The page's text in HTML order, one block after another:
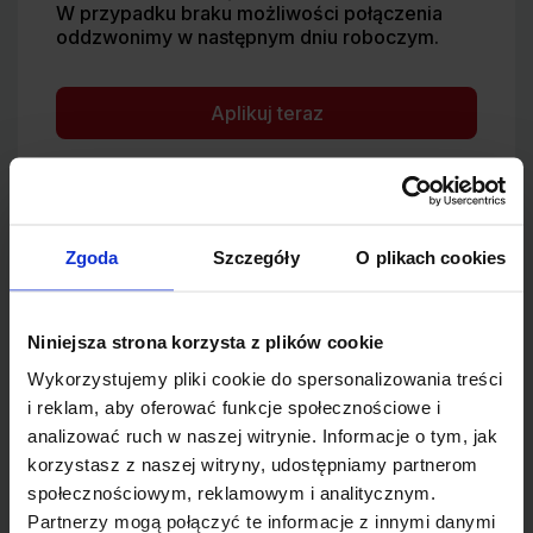
Zgoda Szczegóły O plikach cookies
Niniejsza strona korzysta z plików cookie
Wykorzystujemy pliki cookie do spersonalizowania treści
i reklam, aby oferować funkcje społecznościowe i
analizować ruch w naszej witrynie. Informacje o tym, jak
korzystasz z naszej witryny, udostępniamy partnerom
społecznościowym, reklamowym i analitycznym.
Partnerzy mogą połączyć te informacje z innymi danymi
W przypadku braku możliwości połączenia
oddzwonimy w następnym dniu roboczym.
Więcej ofert od tego
pracodawcy
Pracownik porządkowy brygady mobilnej
m/k - Poznań i okolice
Lokalizacja:
Poznań